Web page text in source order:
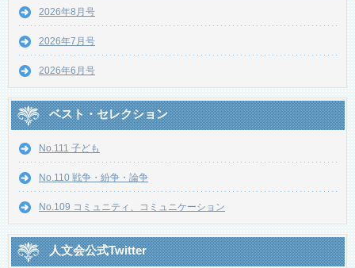
2026年8月号
2026年7月号
2026年6月号
ベスト・セレクション
No.111 子ども
No.110 戦争・紛争・論争
No.109 コミュニティ、コミュニケーション
人文会公式Twitter